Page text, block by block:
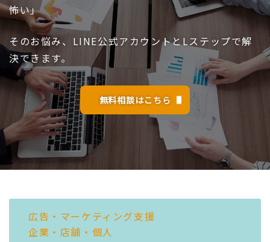
怖い」
そのお悩み、LINE公式アカウントとLステップで解
決できます。
無料相談はこちら
広告・マーケティング支援
企業・店舗・個人